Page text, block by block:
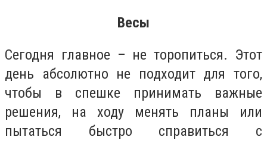
Весы
Сегодня главное – не торопиться. Этот
день абсолютно не подходит для того,
чтобы в спешке принимать важные
решения, на ходу менять планы или
пытаться быстро справиться с